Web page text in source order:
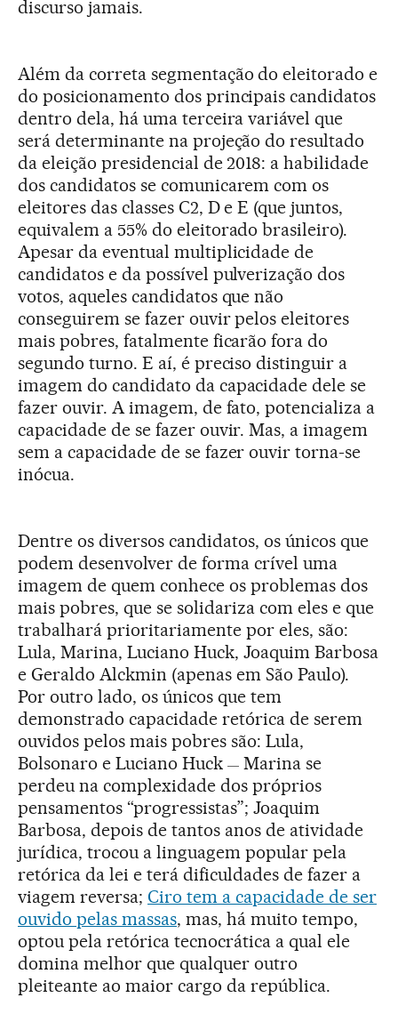
discurso jamais.
Além da correta segmentação do eleitorado e
do posicionamento dos principais candidatos
dentro dela, há uma terceira variável que
será determinante na projeção do resultado
da eleição presidencial de 2018: a habilidade
dos candidatos se comunicarem com os
eleitores das classes C2, D e E (que juntos,
equivalem a 55% do eleitorado brasileiro).
Apesar da eventual multiplicidade de
candidatos e da possível pulverização dos
votos, aqueles candidatos que não
conseguirem se fazer ouvir pelos eleitores
mais pobres, fatalmente ficarão fora do
segundo turno. E aí, é preciso distinguir a
imagem do candidato da capacidade dele se
fazer ouvir. A imagem, de fato, potencializa a
capacidade de se fazer ouvir. Mas, a imagem
sem a capacidade de se fazer ouvir torna-se
inócua.
Dentre os diversos candidatos, os únicos que
podem desenvolver de forma crível uma
imagem de quem conhece os problemas dos
mais pobres, que se solidariza com eles e que
trabalhará prioritariamente por eles, são:
Lula, Marina, Luciano Huck, Joaquim Barbosa
e Geraldo Alckmin (apenas em São Paulo).
Por outro lado, os únicos que tem
demonstrado capacidade retórica de serem
ouvidos pelos mais pobres são: Lula,
Bolsonaro e Luciano Huck — Marina se
perdeu na complexidade dos próprios
pensamentos “progressistas”; Joaquim
Barbosa, depois de tantos anos de atividade
jurídica, trocou a linguagem popular pela
retórica da lei e terá dificuldades de fazer a
viagem reversa; Ciro tem a capacidade de ser
ouvido pelas massas, mas, há muito tempo,
optou pela retórica tecnocrática a qual ele
domina melhor que qualquer outro
pleiteante ao maior cargo da república.